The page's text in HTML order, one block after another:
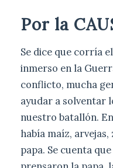
Por la
Se dice que corría
inmerso en la
conflicto, mucha
ayudar a solventar
nuestro batallón.
había maíz,
papa. Se cuenta